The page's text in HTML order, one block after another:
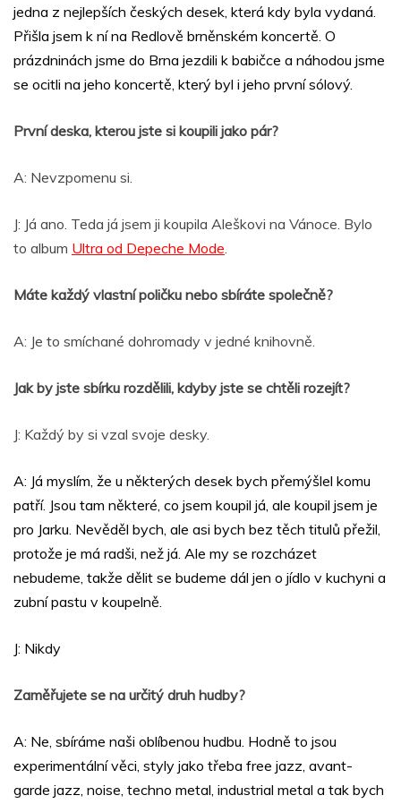
jedna z nejlepších českých desek, která kdy byla vydaná.
Přišla jsem k ní na Redlově brněnském koncertě. O
prázdninách jsme do Brna jezdili k babičce a náhodou jsme
se ocitli na jeho koncertě, který byl i jeho první sólový.
První deska, kterou jste si koupili jako pár?
A: Nevzpomenu si.
J: Já ano. Teda já jsem ji koupila Aleškovi na Vánoce. Bylo
to album Ultra od Depeche Mode.
Máte každý vlastní poličku nebo sbíráte společně?
A: Je to smíchané dohromady v jedné knihovně.
Jak by jste sbírku rozdělili, kdyby jste se chtěli rozejít?
J: Každý by si vzal svoje desky.
A: Já myslím, že u některých desek bych přemýšlel komu
patří. Jsou tam některé, co jsem koupil já, ale koupil jsem je
pro Jarku. Nevěděl bych, ale asi bych bez těch titulů přežil,
protože je má radši, než já. Ale my se rozcházet
nebudeme, takže dělit se budeme dál jen o jídlo v kuchyni a
zubní pastu v koupelně.
J: Nikdy
Zaměřujete se na určitý druh hudby?
A: Ne, sbíráme naši oblíbenou hudbu. Hodně to jsou
experimentální věci, styly jako třeba free jazz, avant-
garde jazz, noise, techno metal, industrial metal a tak bych